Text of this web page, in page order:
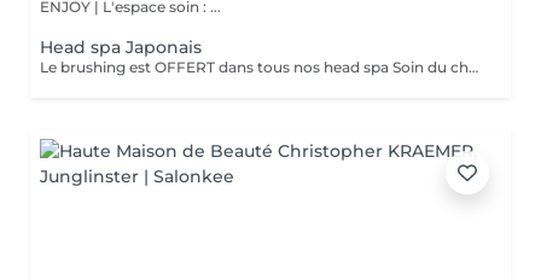
ENJOY | L'espace soin : ...
Head spa Japonais
Le brushing est OFFERT dans tous nos head spa Soin du cheveu, du cuir chevelu, massage du haut du corps et massage crânien sous les jet japonais